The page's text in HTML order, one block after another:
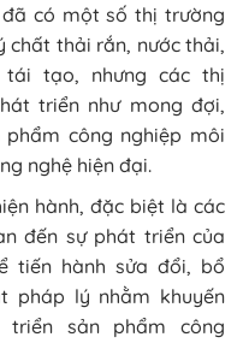
có một số thị trường
chất thải rắn, nước thải,
tạo, nhưng các thị
triển như mong đợi,
công nghiệp môi
nghệ hiện đại.
hành, đặc biệt là các
đến sự phát triển của
tiến hành sửa đổi, bổ
pháp lý nhằm khuyến
triển sản phẩm công